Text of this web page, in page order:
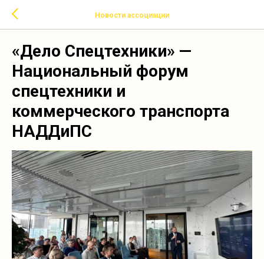
Новости ассоциации
«Дело Спецтехники» —
Национальный форум
спецтехники и
коммерческого транспорта
НАДДиПС